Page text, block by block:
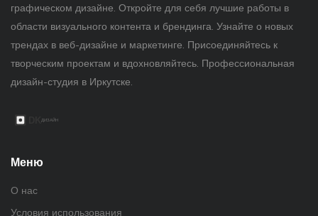
графическом дизайне. Откройте для себя лучшие работы в
области визуального контента и брендинга. Узнайте о новых
трендах в веб-дизайне и маркетинге. Присоединяйтесь к
творческим проектам и вдохновляйтесь. Профессиональная
дизайн-студия в Иркутске.
Меню
О нас
Условия использования